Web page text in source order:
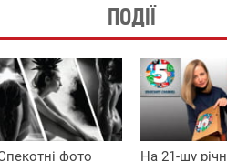
ПОДІЇ
фото
На 21-шу